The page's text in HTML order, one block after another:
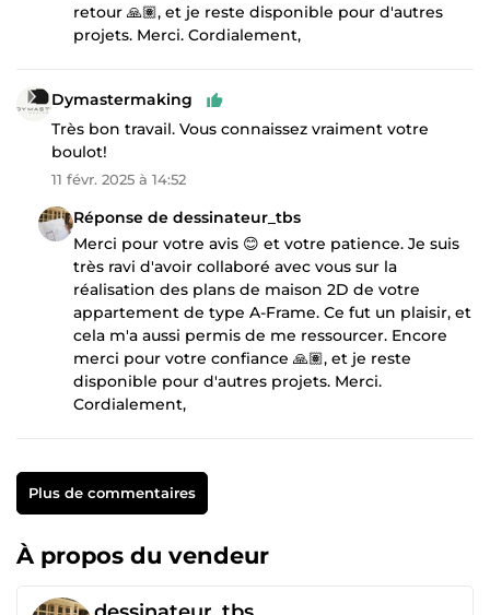
retour 🙏🏽, et je reste disponible pour d'autres
projets. Merci. Cordialement,
Dymastermaking
Très bon travail. Vous connaissez vraiment votre
boulot!
11 févr. 2025 à 14:52
Réponse de dessinateur_tbs
Merci pour votre avis 😊 et votre patience. Je suis
très ravi d'avoir collaboré avec vous sur la
réalisation des plans de maison 2D de votre
appartement de type A-Frame. Ce fut un plaisir, et
cela m'a aussi permis de me ressourcer. Encore
merci pour votre confiance 🙏🏽, et je reste
disponible pour d'autres projets. Merci.
Cordialement,
Plus de commentaires
À propos du vendeur